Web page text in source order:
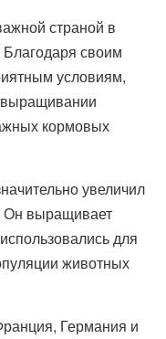
страной в
Благодаря своим
условиям,
выращивании
кормовых
увеличил
Он выращивает
для
животных
Германия и